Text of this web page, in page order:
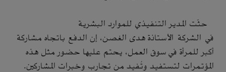
حثّت المدير التنفيذي للموارد البشرية
في الشركة الأستاذة هدى الغصن، إن الدفع باتجاه مشاركة
أكبر للمرأة في سوق العمل، يحتم عليها حضور مثل هذه
المؤتمرات لتستفيد وتُفيد من تجارب وخبرات المشاركين.